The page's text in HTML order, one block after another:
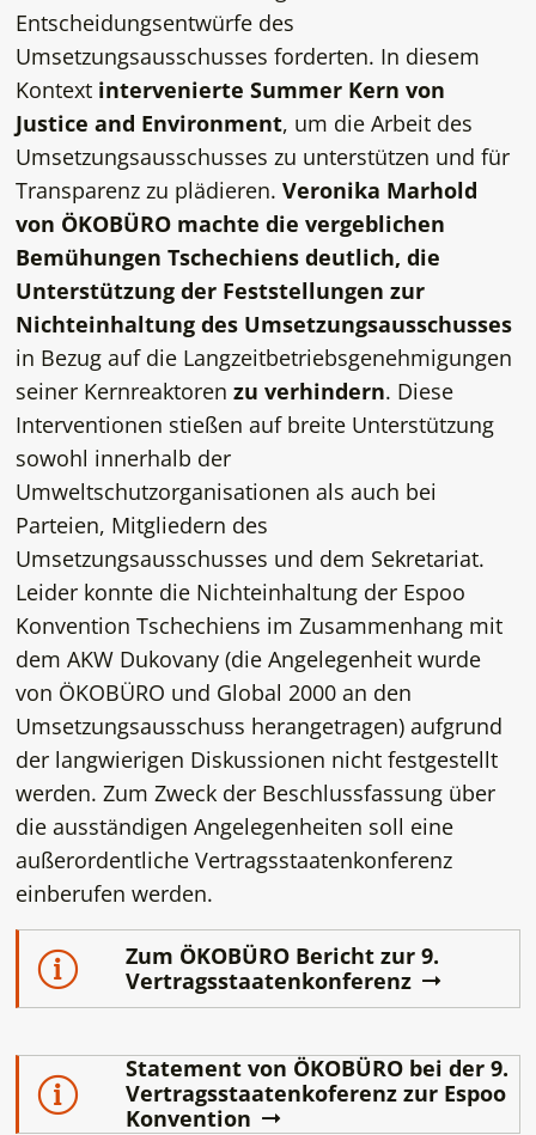
Entscheidungsentwürfe des
Umsetzungsausschusses forderten. In diesem
Kontextintervenierte Summer Kern von
Justice and Environment, um die Arbeit des
Umsetzungsausschusses zu unterstützen und für
Transparenz zu plädieren. Veronika Marhold
von ÖKOBÜRO machte die vergeblichen
Bemühungen Tschechiens deutlich, die
Unterstützung der Feststellungen zur
Nichteinhaltung des Umsetzungsausschusses
in Bezug auf die Langzeitbetriebsgenehmigungen
seiner Kernreaktoren zu verhindern. Diese
Interventionen stießen auf breite Unterstützung
sowohl innerhalb der
Umweltschutzorganisationen als auch bei
Parteien, Mitgliedern des
Umsetzungsausschusses und dem Sekretariat.
Leider konnte die Nichteinhaltung der Espoo
Konvention Tschechiens im Zusammenhang mit
dem AKW Dukovany (die Angelegenheit wurde
von ÖKOBÜRO und Global 2000 an den
Umsetzungsausschuss herangetragen) aufgrund
der langwierigen Diskussionen nicht festgestellt
werden. Zum Zweck der Beschlussfassung über
die ausständigen Angelegenheiten soll eine
außerordentliche Vertragsstaatenkonferenz
einberufen werden.
Zum ÖKOBÜRO Bericht zur 9.
Vertragsstaatenkonferenz
Statement von ÖKOBÜRO bei der 9.
Vertragsstaatenkoferenz zur Espoo
Konvention